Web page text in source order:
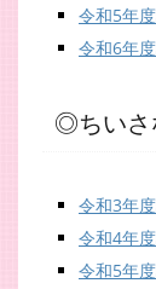
令和5年度
令和6年度
◎ちいさ
令和3年度
令和4年度
令和5年度